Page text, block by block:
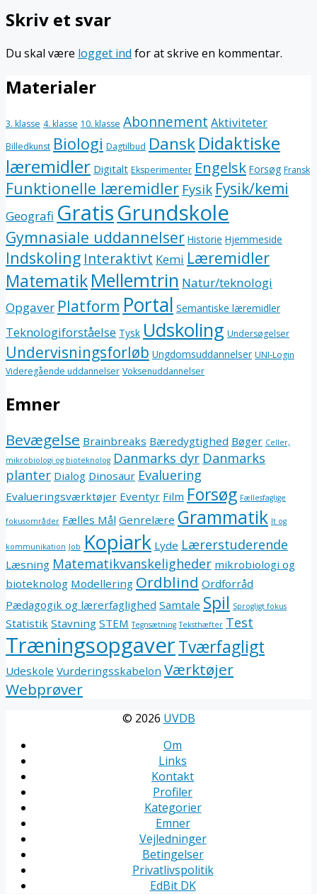
Skriv et svar
Du skal være logget ind for at skrive en kommentar.
Materialer
3. klasse 4. klasse 10. klasse Abonnement Aktiviteter
Billedkunst Biologi Dagtilbud DanskDidaktiske
læremidler Digitalt Eksperimenter Engelsk Forsøg Fransk
Funktionelle læremidler Fysik Fysik/kemi
Geografi GratisGrundskole
Gymnasiale uddannelser Historie Hjemmeside
Indskoling Interaktivt Kemi Læremidler
MatematikMellemtrin Natur/teknologi
Opgaver Platform Portal Semantiske læremidler
Teknologiforståelse Tysk Udskoling Undersøgelser
Undervisningsforløb Ungdomsuddannelser UNI-Login
Videregående uddannelser Voksenuddannelser
Emner
Bevægelse Brainbreaks Bæredygtighed Bøger Celler,
mikrobiologi og bioteknolog Danmarks dyr Danmarks
planter Dialog Dinosaur Evaluering
Evalueringsværktøjer Eventyr Film Forsøg Fællesfaglige
fokusområder Fælles Mål Genrelære Grammatik It og
kommunikation Job Kopiark Lyde Lærerstuderende
Læsning Matematikvanskeligheder mikrobiologi og
bioteknolog Modellering Ordblind Ordforråd
Pædagogik og lærerfaglighed Samtale Spil Sprogligt fokus
Statistik Stavning STEM Tegnsætning Teksthæfter Test
TræningsopgaverTværfagligt
Udeskole Vurderingsskabelon Værktøjer
Webprøver
© 2026 UVDB
Om
Links
Kontakt
Profiler
Kategorier
Emner
Vejledninger
Betingelser
Privatlivspolitik
EdBit DK